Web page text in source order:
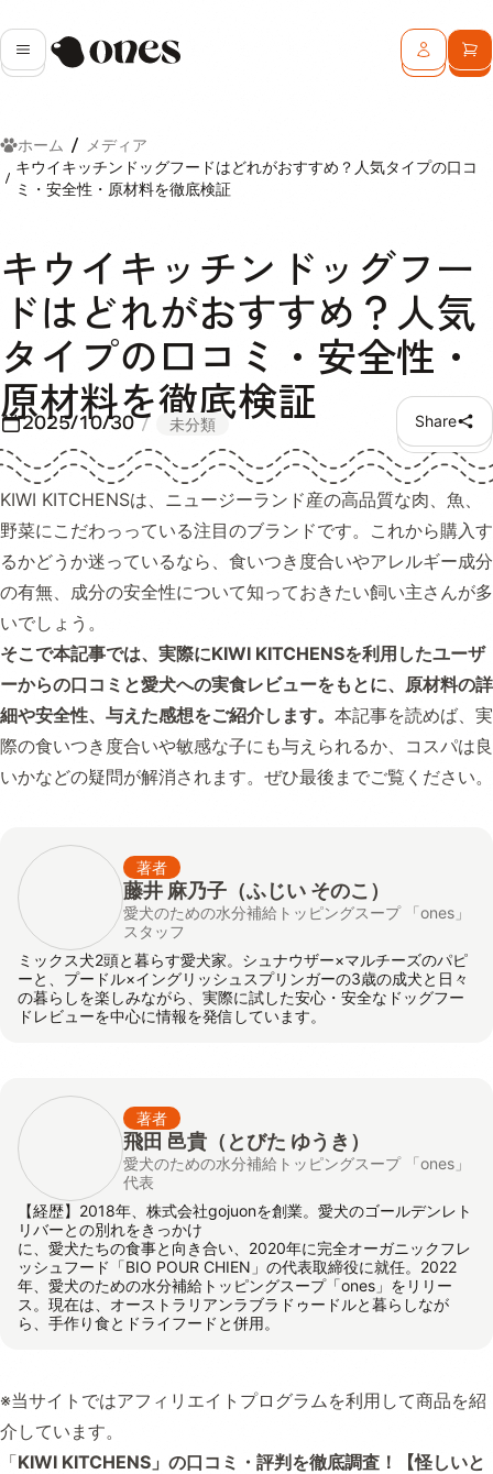
メニューOnes ログインカ
ホーム
メディア
キウイキッチンドッグフードはどれがおすすめ？人気タイプの口コ
ミ・安全性・原材料を徹底検証
キウイキッチンドッグフー
ドはどれがおすすめ？人気
タイプの口コミ・安全性・
原材料を徹底検証
2025/10/30 未分類 Share
KIWI KITCHENSは、ニュージーランド産の高品質な肉、魚、
野菜にこだわっっている注目のブランドです。これから購入す
るかどうか迷っているなら、食いつき度合いやアレルギー成分
の有無、成分の安全性について知っておきたい飼い主さんが多
いでしょう。
そこで本記事では、実際にKIWI KITCHENSを利用したユーザ
ーからの口コミと愛犬への実食レビューをもとに、原材料の詳
細や安全性、与えた感想をご紹介します。 本記事を読めば、実
際の食いつき度合いや敏感な子にも与えられるか、コスパは良
いかなどの疑問が解消されます。ぜひ最後までご覧ください。
著者
藤井 麻乃子（ふじい そのこ）
愛犬のための水分補給トッピングスープ 「ones」
スタッフ
ミックス犬2頭と暮らす愛犬家。シュナウザー×マルチーズのパピ
ーと、プードル×イングリッシュスプリンガーの3歳の成犬と日々
の暮らしを楽しみながら、実際に試した安心・安全なドッグフー
ドレビューを中心に情報を発信しています。
著者
飛田 邑貴 （とびた ゆうき）
愛犬のための水分補給トッピングスープ 「ones」
代表
【経歴】2018年、株式会社gojuonを創業。愛犬のゴールデンレト
リバーとの別れをきっかけ
に、愛犬たちの食事と向き合い、2020年に完全オーガニックフレ
ッシュフード「BIO POUR CHIEN」の代表取締役に就任。2022
年、愛犬のための水分補給トッピングスープ「ones」をリリー
ス。現在は、オーストラリアンラブラドゥードルと暮らしなが
ら、手作り食とドライフードと併用。
※当サイトではアフィリエイトプログラムを利用して商品を紹
介しています。
「KIWI KITCHENS」の口コミ・評判を徹底調査！【怪しいと